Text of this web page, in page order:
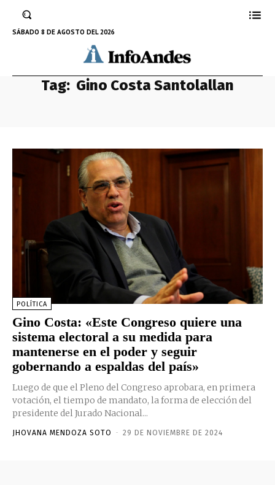
SÁBADO 8 DE AGOSTO DEL 2026
Tag: Gino Costa Santolallan
POLÍTICA
Gino Costa: «Este Congreso quiere una
sistema electoral a su medida para
mantenerse en el poder y seguir
gobernando a espaldas del país»
Luego de que el Pleno del Congreso aprobara, en primera
votación, el tiempo de mandato, la forma de elección del
presidente del Jurado Nacional...
JHOVANA MENDOZA SOTO - 29 DE NOVIEMBRE DE 2024